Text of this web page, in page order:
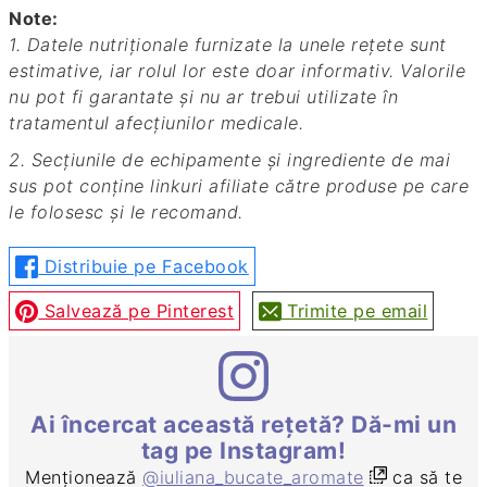
Note:
1. Datele nutriționale furnizate la unele rețete sunt
estimative, iar rolul lor este doar informativ. Valorile
nu pot fi garantate și nu ar trebui utilizate în
tratamentul afecțiunilor medicale.
2. Secțiunile de echipamente și ingrediente de mai
sus pot conține linkuri afiliate către produse pe care
le folosesc și le recomand.
Distribuie pe Facebook
Salvează pe Pinterest Trimite pe email
Ai încercat această rețetă? Dă-mi un
tag pe Instagram!
Menționează @iuliana_bucate_aromate ca să te